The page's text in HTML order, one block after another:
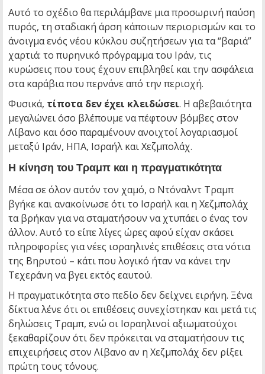
Αυτό το σχέδιο θα περιλάμβανε μια προσωρινή παύση
πυρός, τη σταδιακή άρση κάποιων περιορισμών και το
άνοιγμα ενός νέου κύκλου συζητήσεων για τα “βαριά”
χαρτιά: το πυρηνικό πρόγραμμα του Ιράν, τις
κυρώσεις που τους έχουν επιβληθεί και την ασφάλεια
στα καράβια που περνάνε από την περιοχή.
Φυσικά, τίποτα δεν έχει κλειδώσει. Η αβεβαιότητα
μεγαλώνει όσο βλέπουμε να πέφτουν βόμβες στον
Λίβανο και όσο παραμένουν ανοιχτοί λογαριασμοί
μεταξύ Ιράν, ΗΠΑ, Ισραήλ και Χεζμπολάχ.
Η κίνηση του Τραμπ και η πραγματικότητα
Μέσα σε όλον αυτόν τον χαμό, ο Ντόναλντ Τραμπ
βγήκε και ανακοίνωσε ότι το Ισραήλ και η Χεζμπολάχ
τα βρήκαν για να σταματήσουν να χτυπάει ο ένας τον
άλλον. Αυτό το είπε λίγες ώρες αφού είχαν σκάσει
πληροφορίες για νέες ισραηλινές επιθέσεις στα νότια
της Βηρυτού – κάτι που λογικό ήταν να κάνει την
Τεχεράνη να βγει εκτός εαυτού.
Η πραγματικότητα στο πεδίο δεν δείχνει ειρήνη. Ξένα
δίκτυα λένε ότι οι επιθέσεις συνεχίστηκαν και μετά τις
δηλώσεις Τραμπ, ενώ οι Ισραηλινοί αξιωματούχοι
ξεκαθαρίζουν ότι δεν πρόκειται να σταματήσουν τις
επιχειρήσεις στον Λίβανο αν η Χεζμπολάχ δεν ρίξει
πρώτη τους τόνους.